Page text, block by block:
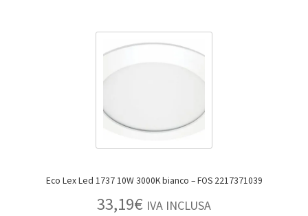
Eco Lex Led 1737 10W 3000K bianco – FOS 2217371039
33,19€ IVA INCLUSA